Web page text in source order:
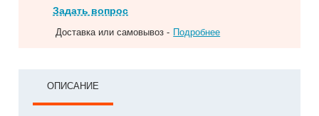
Задать вопрос
Доставка или самовывоз - Подробнее
ОПИСАНИЕ